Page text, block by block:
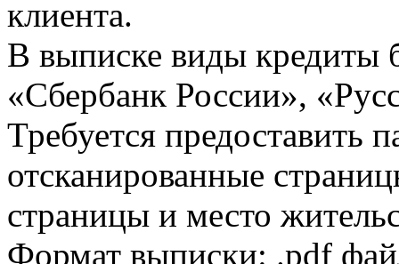
клиента.
В выписке виды кредиты
«Сбербанк России»,
Требуется предоставить
отсканированные
страницы и место
Формат выписки: .pdf